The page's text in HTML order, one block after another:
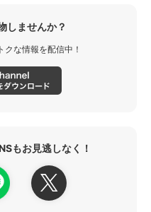
しませんか？
な情報を配信中！
もお見逃しなく！